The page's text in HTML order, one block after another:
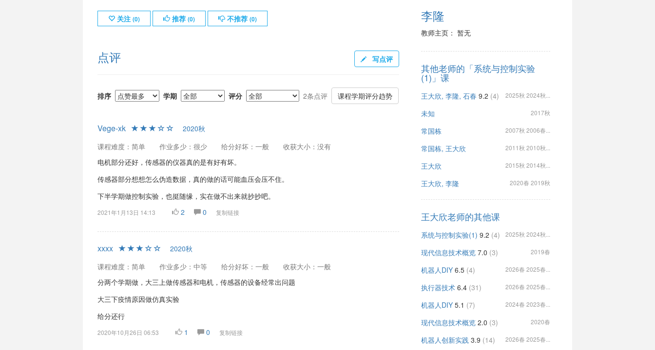
关注 (0) 推荐 (0) 不推荐 (0)
点评 写点评
排序 学期 评分 2条点评 课程学期评分趋势
Vege-xk
2020秋
课程难度：简单
作业多少：很少 给分好坏：一般
收获大小：没有
电机部分还好，传感器的仪器真的是有好有坏。
传感器部分想想怎么伪造数据，真的做的话可能血压会压不住。
下半学期做控制实验，也挺随缘，实在做不出来就抄抄吧。
2021年1月13日 14:13 2 0 复制链接
xxxx
2020秋
课程难度：简单
作业多少：中等 给分好坏：一般
收获大小：一般
分两个学期做，大三上做传感器和电机，传感器的设备经常出问题
大三下疫情原因做仿真实验
给分还行
2020年10月26日 06:53 1 0 复制链接
李隆
教师主页： 暂无
其他老师的「系统与控制实验
(1)」课
王大欣, 李隆, 石春 9.2 (4) 2025秋 2024秋...
未知 2017秋
常国栋 2007秋 2006春...
常国栋, 王大欣 2011秋 2010秋...
王大欣 2015秋 2014秋...
王大欣, 李隆 2020春 2019秋
王大欣老师的其他课
系统与控制实验(1) 9.2 (4) 2025秋 2024秋...
现代信息技术概览 7.0 (3) 2019春
机器人DIY 6.5 (4) 2026春 2025春...
执行器技术 6.4 (31) 2026春 2025春...
机器人DIY 5.1 (7) 2024春 2023春...
现代信息技术概览 2.0 (3) 2020春
机器人创新实践 3.9 (14) 2026春 2025春...